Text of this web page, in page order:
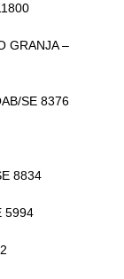
GRANJA –
SE 8376
8834
5994